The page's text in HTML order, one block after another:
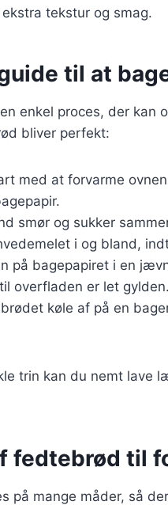
tekstur og smag.
til at
enkel proces, der kan
bliver perfekt:
med at forvarme
smør og sukker
i og bland,
på bagepapiret i en
overfladen er let gylden.
køle af på en
trin kan du nemt lave
fedtebrød til
på mange måder, så